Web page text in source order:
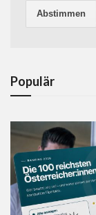
Populär